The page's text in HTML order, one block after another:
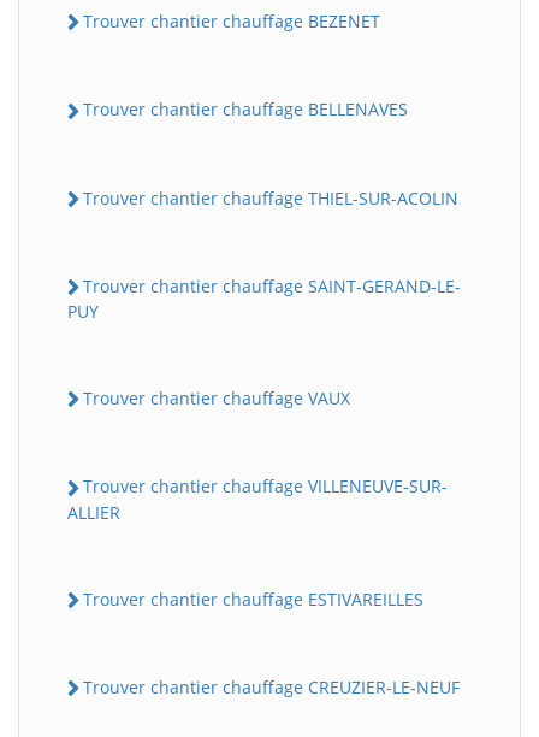
Trouver chantier chauffage BEZENET
Trouver chantier chauffage BELLENAVES
Trouver chantier chauffage THIEL-SUR-ACOLIN
Trouver chantier chauffage SAINT-GERAND-LE-
PUY
Trouver chantier chauffage VAUX
Trouver chantier chauffage VILLENEUVE-SUR-
ALLIER
Trouver chantier chauffage ESTIVAREILLES
Trouver chantier chauffage CREUZIER-LE-NEUF